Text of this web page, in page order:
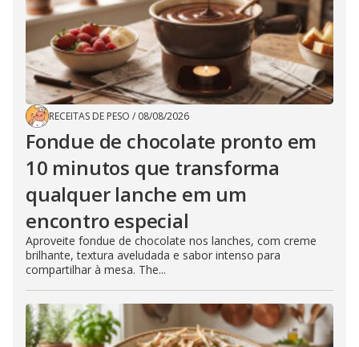
RECEITAS DE PESO / 08/08/2026
Fondue de chocolate pronto em
10 minutos que transforma
qualquer lanche em um
encontro especial
Aproveite fondue de chocolate nos lanches, com creme
brilhante, textura aveludada e sabor intenso para
compartilhar à mesa. The...